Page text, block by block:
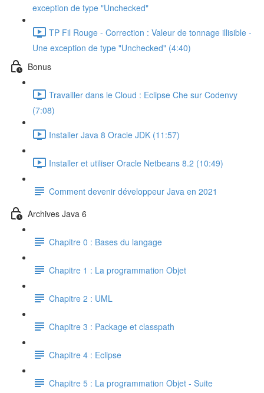
exception de type "Unchecked"
TP Fil Rouge - Correction : Valeur de tonnage illisible -
Une exception de type "Unchecked" (4:40)
Bonus
Travailler dans le Cloud : Eclipse Che sur Codenvy
(7:08)
Installer Java 8 Oracle JDK (11:57)
Installer et utiliser Oracle Netbeans 8.2 (10:49)
Comment devenir développeur Java en 2021
Archives Java 6
Chapitre 0 : Bases du langage
Chapitre 1 : La programmation Objet
Chapitre 2 : UML
Chapitre 3 : Package et classpath
Chapitre 4 : Eclipse
Chapitre 5 : La programmation Objet - Suite